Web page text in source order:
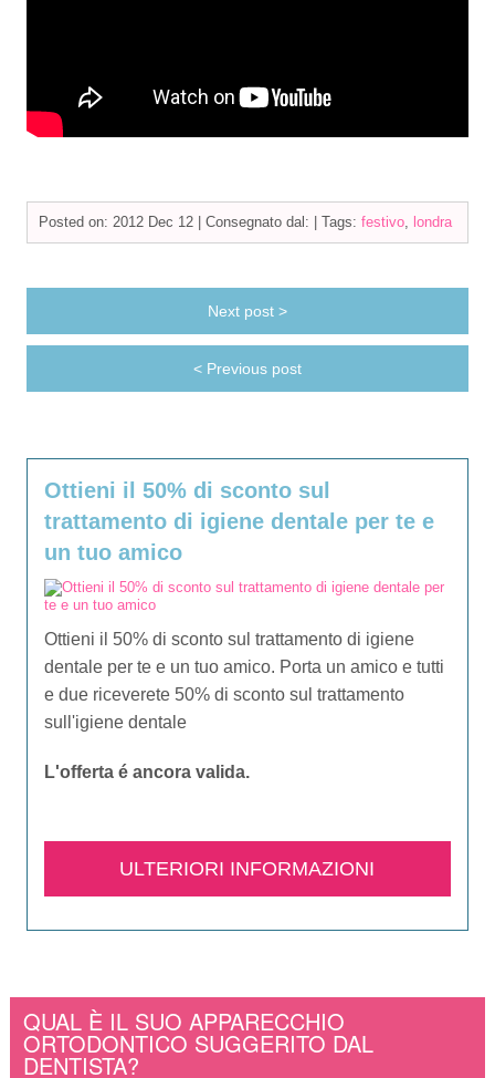
Posted on: 2012 Dec 12 | Consegnato dal: Tags: festivo, londra
Next post >
< Previous post
Ottieni il 50% di sconto sul
trattamento di igiene dentale per te e
un tuo amico
Ottieni il 50% di sconto sul trattamento di igiene
dentale per te e un tuo amico. Porta un amico e tutti
e due riceverete 50% di sconto sul trattamento
sull'igiene dentale
L'offerta é ancora valida.​
ULTERIORI INFORMAZIONI
QUAL È IL SUO APPARECCHIO
ORTODONTICO SUGGERITO DAL
DENTISTA?